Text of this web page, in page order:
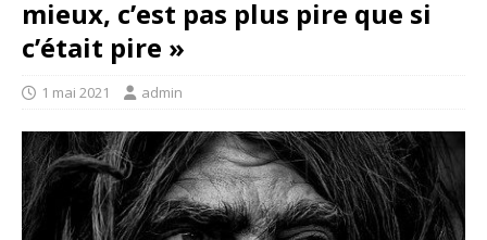
mieux, c’est pas plus pire que si
c’était pire »
1 mai 2021 admin